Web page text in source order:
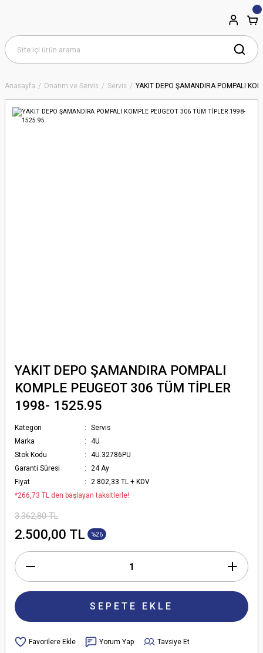
Anasayfa Onarım ve Servis Servis YAKIT DEPO ŞAMANDIRA POMPALI
YAKIT DEPO ŞAMANDIRA POMPALI
KOMPLE PEUGEOT 306 TÜM TİPLER
1998- 1525.95
Kategori
Servis
Marka
4U
Stok Kodu
4U.32786PU
Garanti Süresi
24 Ay
Fiyat
2.802,33 TL + KDV
*266,73 TL den başlayan taksitlerle!
3.362,80 TL
2.500,00 TL %26
SEPETE EKLE
Yorum Yap
Tavsiye Et